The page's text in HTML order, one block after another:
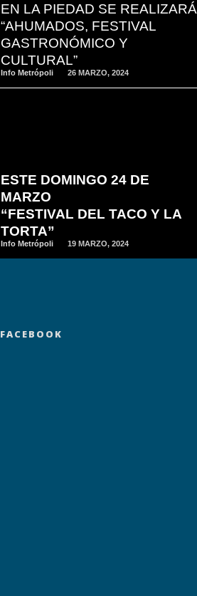
EN LA PIEDAD SE REALIZARÁ
“AHUMADOS, FESTIVAL
GASTRONÓMICO Y
CULTURAL”
Info Metrópoli 26 MARZO, 2024
ESTE DOMINGO 24 DE
MARZO
“FESTIVAL DEL TACO Y LA
TORTA”
Info Metrópoli 19 MARZO, 2024
FACEBOOK